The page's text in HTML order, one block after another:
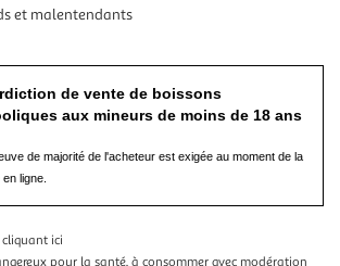
et malentendants
de vente de boissons
aux mineurs de moins de 18 ans
de majorité de l'acheteur est exigée au moment de la
ligne.
ici
pour la santé, à consommer avec modération